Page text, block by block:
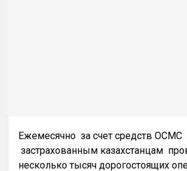
Ежемесячно за счет средств ОСМС
застрахованным казахстанцам
несколько тысяч дорогостоящих